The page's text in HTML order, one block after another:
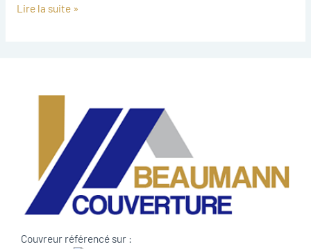
Lire la suite »
Couvreur référencé sur :